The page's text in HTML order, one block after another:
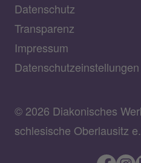
Datenschutz
Transparenz
Impressum
© 2026 Diakonisches
schlesische Oberlausitz